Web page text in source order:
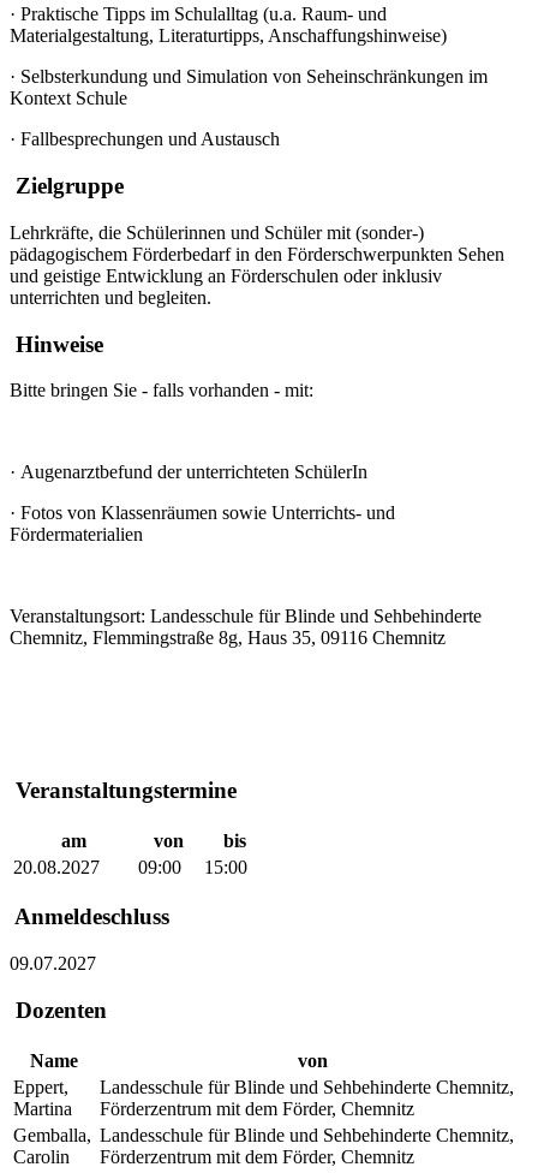
· Praktische Tipps im Schulalltag (u.a. Raum- und
Materialgestaltung, Literaturtipps, Anschaffungshinweise)
· Selbsterkundung und Simulation von Seheinschränkungen im
Kontext Schule
· Fallbesprechungen und Austausch
Zielgruppe
Lehrkräfte, die Schülerinnen und Schüler mit (sonder-)
pädagogischem Förderbedarf in den Förderschwerpunkten Sehen
und geistige Entwicklung an Förderschulen oder inklusiv
unterrichten und begleiten.
Hinweise
Bitte bringen Sie - falls vorhanden - mit:
· Augenarztbefund der unterrichteten SchülerIn
· Fotos von Klassenräumen sowie Unterrichts- und
Fördermaterialien
Veranstaltungsort: Landesschule für Blinde und Sehbehinderte
Chemnitz, Flemmingstraße 8g, Haus 35, 09116 Chemnitz
Veranstaltungstermine
am von
bis
20.08.2027
09:00 15:00
Anmeldeschluss
09.07.2027
Dozenten
Name
von
Eppert,
Martina
Landesschule für Blinde und Sehbehinderte Chemnitz,
Förderzentrum mit dem Förder, Chemnitz
Gemballa,
Carolin
Landesschule für Blinde und Sehbehinderte Chemnitz,
Förderzentrum mit dem Förder, Chemnitz